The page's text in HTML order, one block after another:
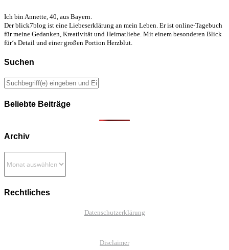
Ich bin Annette, 40, aus Bayern.
Der blick7blog ist eine Liebeserklärung an mein Leben. Er ist online-Tagebuch
für meine Gedanken, Kreativität und Heimatliebe. Mit einem besonderen Blick
für‘s Detail und einer großen Portion Herzblut.
Suchen
Beliebte Beiträge
Archiv
Archiv
Rechtliches
Datenschutzerklärung
Disclaimer